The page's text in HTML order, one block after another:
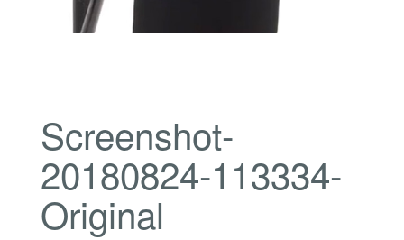
Screenshot-
20180824-113334-
Original